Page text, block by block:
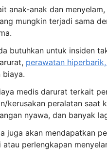
anak-anak dan
mungkin terjadi sama
butuhkan untuk insiden
perawatan
biaya.
medis darurat terkait
kerusakan peralatan saat
nyawa, dan banyak
juga akan mendapatkan
perlengkapan